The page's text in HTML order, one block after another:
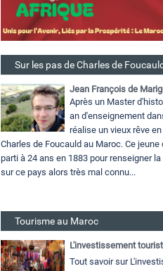
Sur les pas de Charles de
Jean François de
Après un Master
an d'enseignement
réalise un vieux rêve
Charles de Foucauld au Maroc. Ce
parti à 24 ans en 1883 pour renseigner
sur ce pays alors très mal connu...
Tourisme au Maroc
L'investissement
Tout savoir sur